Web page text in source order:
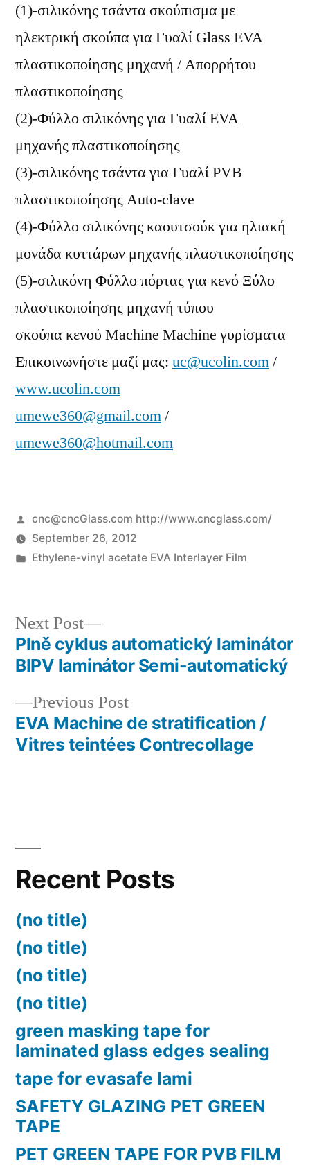
(1)-σιλικόνης τσάντα σκούπισμα με
ηλεκτρική σκούπα για Γυαλί Glass EVA
πλαστικοποίησης μηχανή / Απορρήτου
πλαστικοποίησης
(2)-Φύλλο σιλικόνης για Γυαλί EVA
μηχανής πλαστικοποίησης
(3)-σιλικόνης τσάντα για Γυαλί PVB
πλαστικοποίησης Auto-clave
(4)-Φύλλο σιλικόνης καουτσούκ για ηλιακή
μονάδα κυττάρων μηχανής πλαστικοποίησης
(5)-σιλικόνη Φύλλο πόρτας για κενό Ξύλο
πλαστικοποίησης μηχανή τύπου
σκούπα κενού Machine Machine γυρίσματα
Επικοινωνήστε μαζί μας: uc@ucolin.com/
www.ucolin.com
umewe360@gmail.com/
umewe360@hotmail.com
Posted
by
cnc@cncGlass.com http://www.cncglass.com/
September 26, 2012
Posted
Ethylene-vinyl acetate EVA Interlayer Film
Post
navigation
Previous PostPrevious
post:
EVA Machine de stratification /
Vitres teintées Contrecollage
Next Post
Next
post:
Plně cyklus automatický laminátor
BIPV laminátor Semi-automatický
Recent Posts
(no title)
(no title)
(no title)
(no title)
green masking tape for
laminated glass edges sealing
tape for evasafe lami
SAFETY GLAZING PET GREEN
TAPE
PET GREEN TAPE FOR PVB FILM